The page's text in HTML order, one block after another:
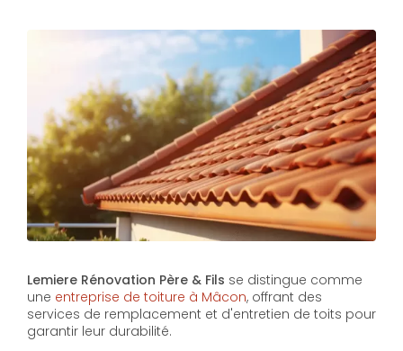
Lemiere Rénovation Père & Fils se distingue comme
une entreprise de toiture à Mâcon, offrant des
services de remplacement et d'entretien de toits pour
garantir leur durabilité.